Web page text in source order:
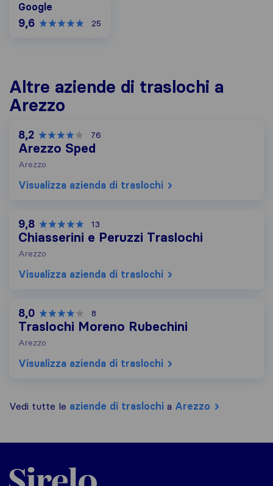
Google
9,6 25
Altre aziende di traslochi a
Arezzo
8,2 76
Arezzo Sped
Arezzo
Visualizza azienda di traslochi
9,8 13
Chiasserini e Peruzzi Traslochi
Arezzo
Visualizza azienda di traslochi
8,0 8
Traslochi Moreno Rubechini
Arezzo
Visualizza azienda di traslochi
Vedi tutte le aziende di traslochi a Arezzo
Sirelo.it